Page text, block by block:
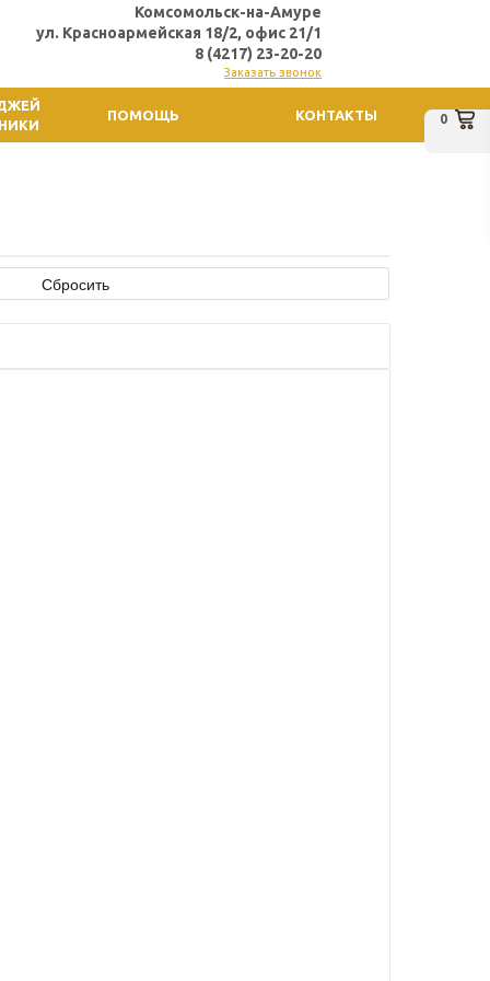
Комсомольск-на-Амуре
ул. Красноармейская 18/2, офис 21/1
8 (4217) 23-20-20
Заказать звонок
0
ПОМОЩЬ КОНТАКТЫ